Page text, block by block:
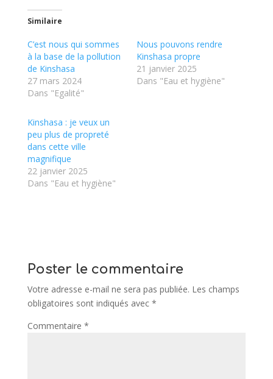
Similaire
C’est nous qui sommes
à la base de la pollution
de Kinshasa
27 mars 2024
Dans "Egalité"
Nous pouvons rendre
Kinshasa propre
21 janvier 2025
Dans "Eau et hygiène"
Kinshasa : je veux un
peu plus de propreté
dans cette ville
magnifique
22 janvier 2025
Dans "Eau et hygiène"
Poster le commentaire
Votre adresse e-mail ne sera pas publiée. Les champs
obligatoires sont indiqués avec *
Commentaire *